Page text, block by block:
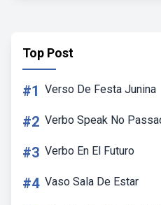
Top Post
#1 Verso De Festa Junina
#2 Verbo Speak No
#3 Verbo En El Futuro
#4 Vaso Sala De Estar